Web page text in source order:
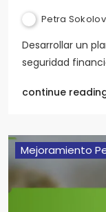
Petra Sokolov
Desarrollar un
seguridad
continue
Mejoramiento